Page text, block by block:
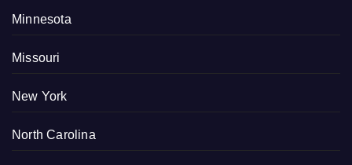
Minnesota
Missouri
New York
North Carolina